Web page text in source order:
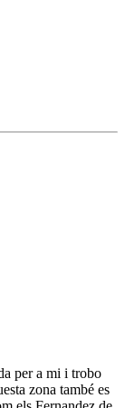
per a mi i trobo
zona també es